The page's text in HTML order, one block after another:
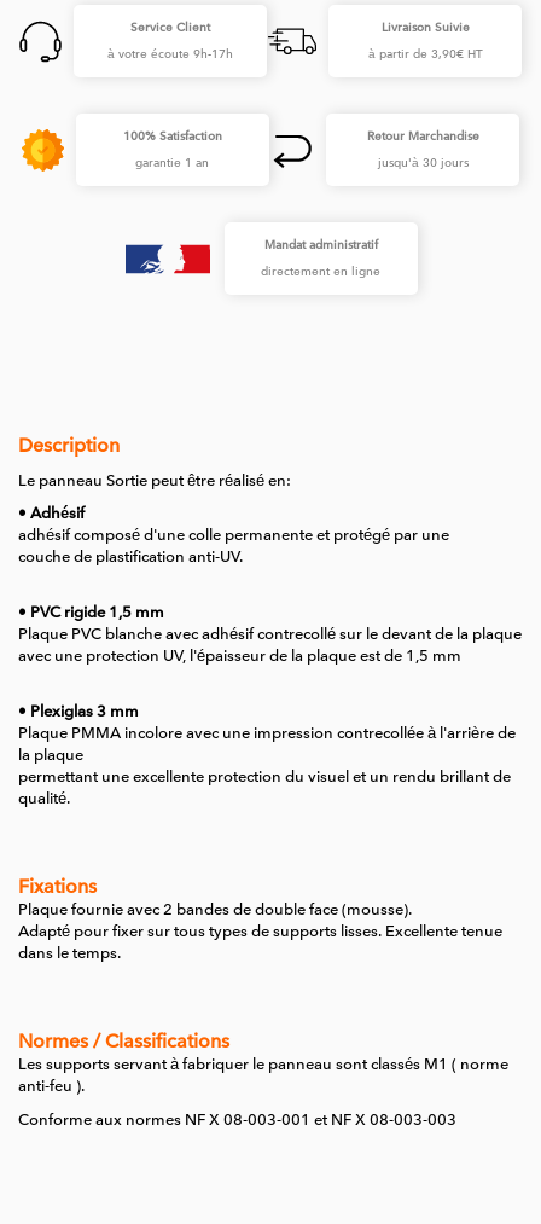
Service Client
à votre écoute 9h-17h
Livraison Suivie
à partir de 3,90€ HT
100% Satisfaction
garantie 1 an
Retour Marchandise
jusqu'à 30 jours
Mandat administratif
directement en ligne
Description
Le panneau Sortie peut être réalisé en:
• Adhésif
adhésif composé d'une colle permanente et protégé par une
couche de plastification anti-UV.
• PVC rigide 1,5 mm
Plaque PVC blanche avec adhésif contrecollé sur le devant de la plaque
avec une protection UV, l'épaisseur de la plaque est de 1,5 mm
• Plexiglas 3 mm
Plaque PMMA incolore avec une impression contrecollée à l'arrière de
la plaque
permettant une excellente protection du visuel et un rendu brillant de
qualité.
Fixations
Plaque fournie avec 2 bandes de double face (mousse).
Adapté pour fixer sur tous types de supports lisses. Excellente tenue
dans le temps.
Normes / Classifications
Les supports servant à fabriquer le panneau sont classés M1 ( norme
anti-feu ).
Conforme aux normes NF X 08-003-001 et NF X 08-003-003